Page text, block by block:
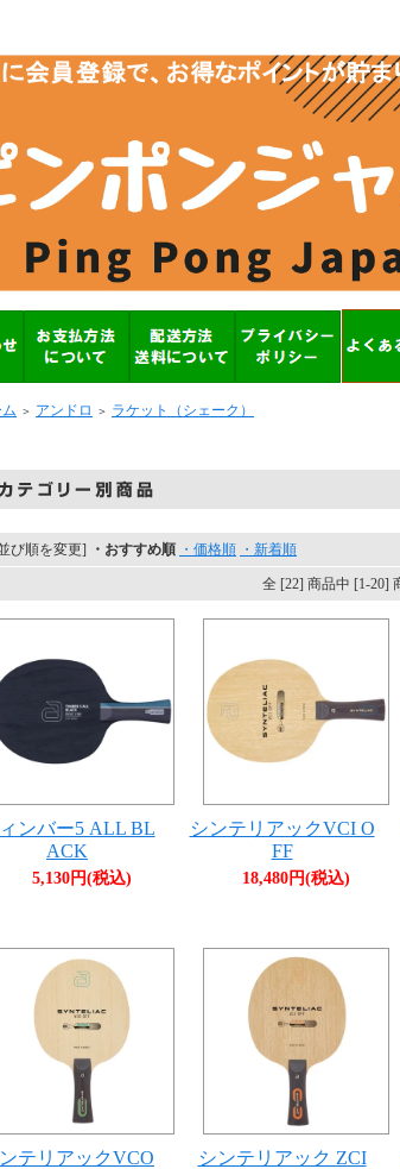
＞ アンドロ ＞ ラケット（シェーク）
び順を変更] ・おすすめ順 ・価格順 ・新着順
全 [22] 商品中 [1-20]
ンバー5 ALL BL
ACK
5,130円(税込)
シンテリアックVCI O
FF
18,480円(税込)
テリアックVCO
シンテリアック ZCI